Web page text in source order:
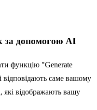
за допомогою AI
функцію "Generate
відповідають саме вашому
які відображають вашу